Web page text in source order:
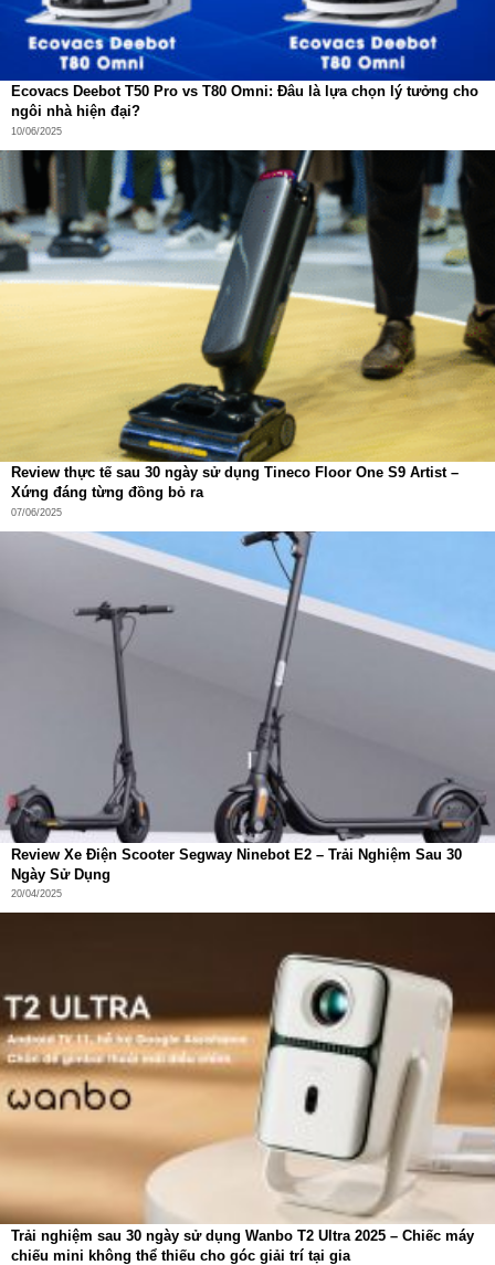
Ecovacs Deebot T50 Pro vs T80 Omni: Đâu là lựa chọn lý tưởng cho
ngôi nhà hiện đại?
10/06/2025
Review thực tế sau 30 ngày sử dụng Tineco Floor One S9 Artist –
Xứng đáng từng đồng bỏ ra
07/06/2025
Review Xe Điện Scooter Segway Ninebot E2 – Trải Nghiệm Sau 30
Ngày Sử Dụng
20/04/2025
Trải nghiệm sau 30 ngày sử dụng Wanbo T2 Ultra 2025 – Chiếc máy
chiếu mini không thể thiếu cho góc giải trí tại gia